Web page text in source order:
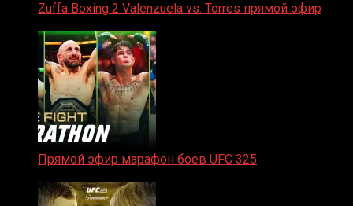
Zuffa Boxing 2 Valenzuela vs. Torres прямой эфир
Прямой эфир марафон боев UFC 325